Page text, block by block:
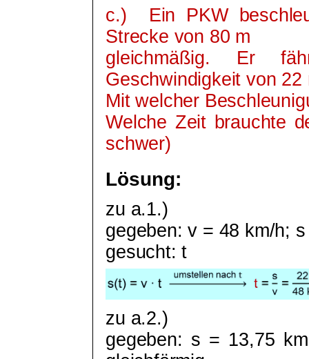
c.)
Ein PKW
Strecke von 80 m
gleichmäßig. Er
Geschwindigkeit von 22
Mit welcher
Welche Zeit brauchte
schwer)
Lösung:
zu a.1.)
gegeben: v = 48 km/h;
gesucht: t
zu a.2.)
gegeben: s = 13,75